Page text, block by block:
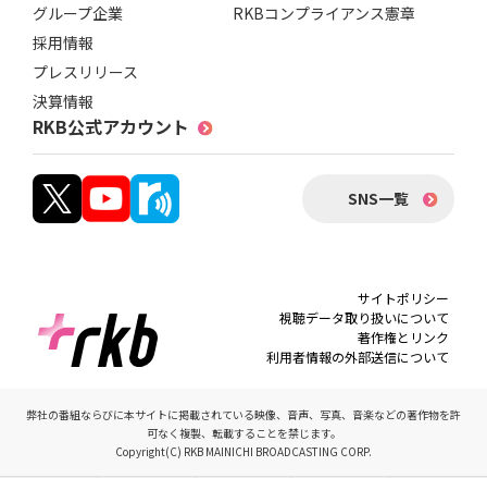
グループ企業
採用情報
プレスリリース
決算情報
RKBコンプライアンス憲章
RKB公式アカウント
SNS一覧
サイトポリシー
視聴データ取り扱いについて
著作権とリンク
利用者情報の外部送信について
弊社の番組ならびに本サイトに掲載されている映像、音声、写真、音楽などの著作物を許
可なく複製、転載することを禁じます。
Copyright(C) RKB MAINICHI BROADCASTING CORP.